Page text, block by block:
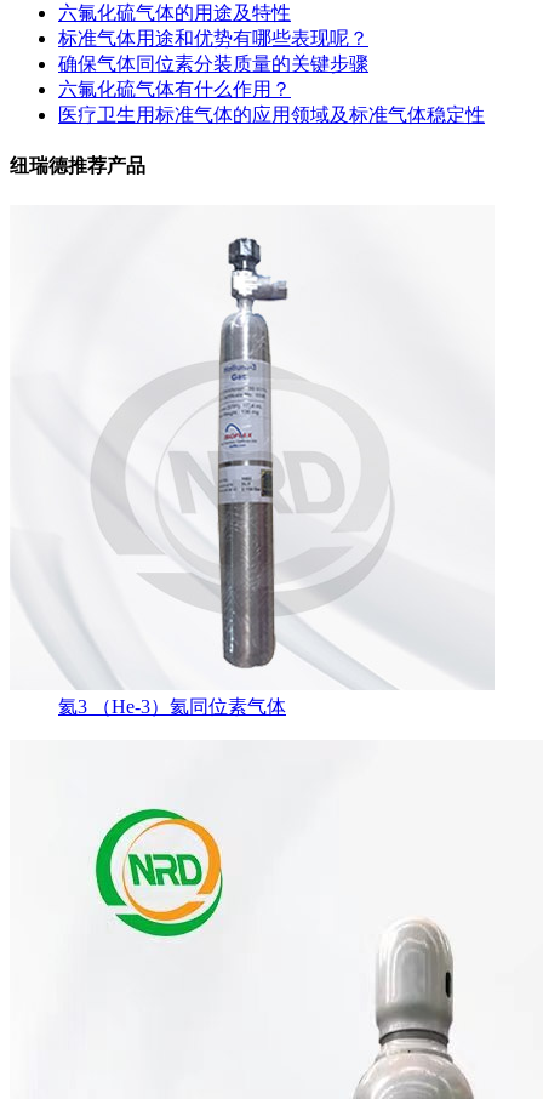
六氟化硫气体的用途及特性
标准气体用途和优势有哪些表现呢？
确保气体同位素分装质量的关键步骤
六氟化硫气体有什么作用？
医疗卫生用标准气体的应用领域及标准气体稳定性
纽瑞德推荐产品
氦3 （He-3）氦同位素气体